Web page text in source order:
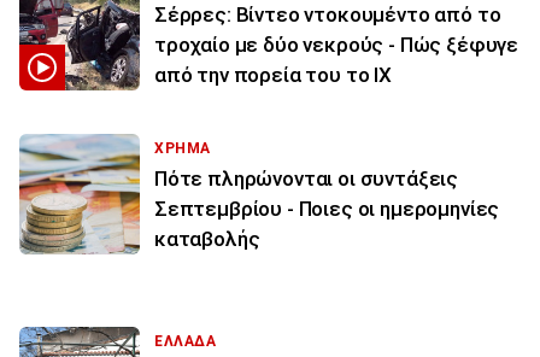
Σέρρες: Βίντεο ντοκουμέντο από το
τροχαίο με δύο νεκρούς - Πώς ξέφυγε
από την πορεία του το ΙΧ
ΧΡΗΜΑ
Πότε πληρώνονται οι συντάξεις
Σεπτεμβρίου - Ποιες οι ημερομηνίες
καταβολής
ΕΛΛΑΔΑ